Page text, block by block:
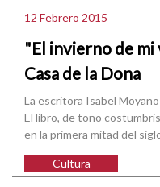
12 Febrero 2015
"El invierno de mi
Casa de la Dona
La escritora Isabel
El libro, de tono
en la primera mitad del
Cultura